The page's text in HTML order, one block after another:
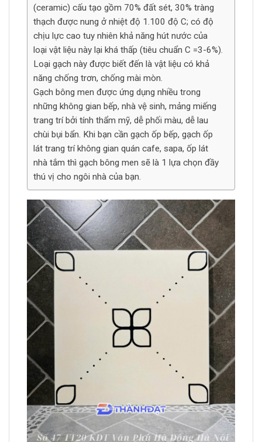
(ceramic) cấu tạo gồm 70% đất sét, 30% tràng
thạch được nung ở nhiệt độ 1.100 độ C; có độ
chịu lực cao tuy nhiên khả năng hút nước của
loại vật liệu này lại khá thấp (tiêu chuẩn C =3-6%).
Loại gạch này được biết đến là vật liệu có khả
năng chống trơn, chống mài mòn.
Gạch bông men được ứng dụng nhiều trong
những không gian bếp, nhà vệ sinh, mảng miếng
trang trí bởi tính thẩm mỹ, dễ phối màu, dễ lau
chùi bụi bẩn. Khi bạn cần gạch ốp bếp, gạch ốp
lát trang trí không gian quán cafe, sapa, ốp lát
nhà tắm thì gạch bông men sẽ là 1 lựa chọn đầy
thú vị cho ngôi nhà của bạn.